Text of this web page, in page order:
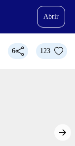
Abrir
6 123